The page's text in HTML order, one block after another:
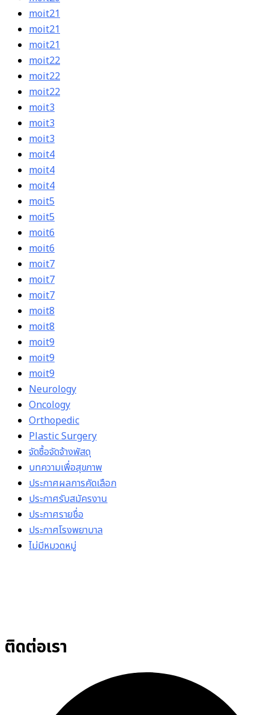
moit21
moit21
moit21
moit22
moit22
moit22
moit3
moit3
moit3
moit4
moit4
moit4
moit5
moit5
moit6
moit6
moit7
moit7
moit7
moit8
moit8
moit9
moit9
moit9
Neurology
Oncology
Orthopedic
Plastic Surgery
จัดซื้อจัดจ้างพัสดุ
บทความเพื่อสุขภาพ
ประกาศผลการคัดเลือก
ประกาศรับสมัครงาน
ประกาศรายชื่อ
ประกาศโรงพยาบาล
ไม่มีหมวดหมู่
ติดต่อเรา